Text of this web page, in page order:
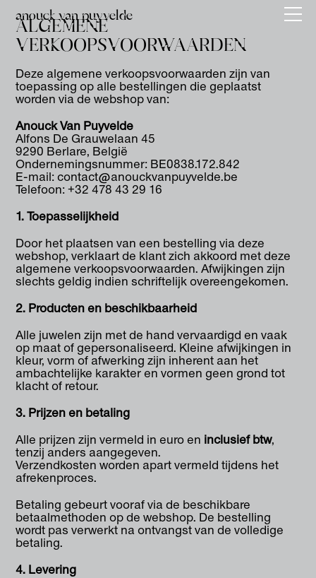
anouck van puyvelde
ALGEMENE
VERKOOPSVOORWAARDEN
Deze algemene verkoopsvoorwaarden zijn van
toepassing op alle bestellingen die geplaatst
worden via de webshop van:
Anouck Van Puyvelde
Alfons De Grauwelaan 45
9290 Berlare, België
Ondernemingsnummer: BE0838.172.842
E-mail: contact@anouckvanpuyvelde.be
Telefoon: +32 478 43 29 16
1. Toepasselijkheid
Door het plaatsen van een bestelling via deze
webshop, verklaart de klant zich akkoord met deze
algemene verkoopsvoorwaarden. Afwijkingen zijn
slechts geldig indien schriftelijk overeengekomen.
2. Producten en beschikbaarheid
Alle juwelen zijn met de hand vervaardigd en vaak
op maat of gepersonaliseerd. Kleine afwijkingen in
kleur, vorm of afwerking zijn inherent aan het
ambachtelijke karakter en vormen geen grond tot
klacht of retour.
3. Prijzen en betaling
Alle prijzen zijn vermeld in euro en inclusief btw,
tenzij anders aangegeven.
Verzendkosten worden apart vermeld tijdens het
afrekenproces.
Betaling gebeurt vooraf via de beschikbare
betaalmethoden op de webshop. De bestelling
wordt pas verwerkt na ontvangst van de volledige
betaling.
4. Levering